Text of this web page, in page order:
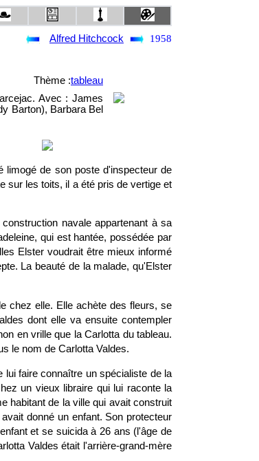
Alfred Hitchcock 1958
Thème :tableau
Avec : James
Barton), Barbara Bel
limogé de son poste d'inspecteur de
sur les toits, il a été pris de vertige et
navale appartenant à sa
qui est hantée, possédée par
Elster voudrait être mieux informé
La beauté de la malade, qu'Elster
chez elle. Elle achète des fleurs, se
dont elle va ensuite contempler
en vrille que la Carlotta du tableau.
le nom de Carlotta Valdes.
lui faire connaître un spécialiste de la
un vieux libraire qui lui raconte la
habitant de la ville qui avait construit
donné un enfant. Son protecteur
et se suicida à 26 ans (l'âge de
Valdes était l'arrière-grand-mère